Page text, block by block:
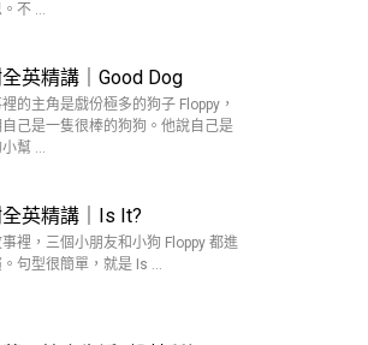
不 …
英精講｜Good Dog
的主角是戲份極多的狗子 Floppy，
己是一隻很棒的狗狗。他說自己是
幫 …
英精講｜Is It?
裡，三個小朋友和小狗 Floppy 都進
句型很簡單，就是 Is …